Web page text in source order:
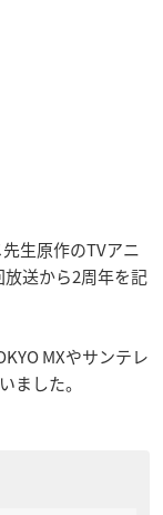
生原作のTVアニ
送から2周年を記
MXやサンテレ
ました。